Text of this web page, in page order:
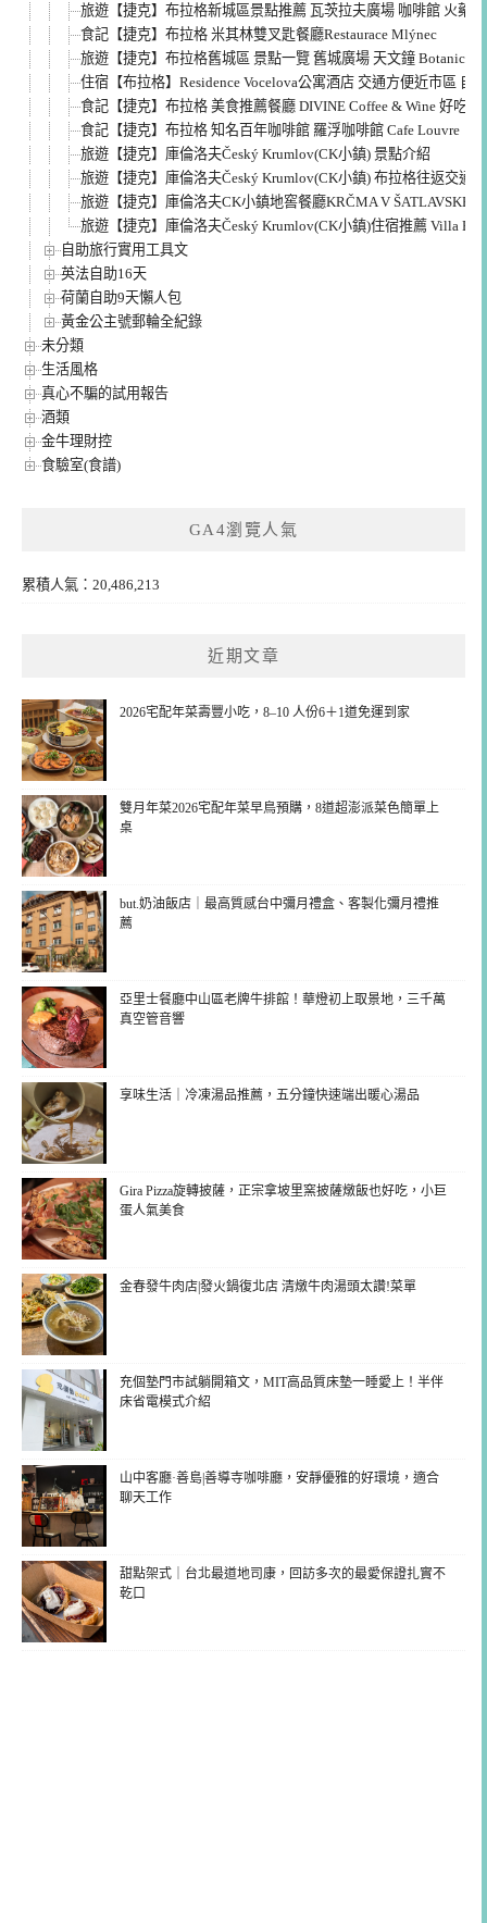
旅遊【捷克】布拉格新城區景點推薦 瓦茨拉夫廣場 咖啡館 火藥
食記【捷克】布拉格 米其林雙叉匙餐廳Restaurace Mlýnec
旅遊【捷克】布拉格舊城區 景點一覽 舊城廣場 天文鐘 Botanicus
住宿【布拉格】Residence Vocelova公寓酒店 交通方便近市區 自
食記【捷克】布拉格 美食推薦餐廳 DIVINE Coffee & Wine 好吃服
食記【捷克】布拉格 知名百年咖啡館 羅浮咖啡館 Cafe Louvre
旅遊【捷克】庫倫洛夫Český Krumlov(CK小鎮) 景點介紹
旅遊【捷克】庫倫洛夫Český Krumlov(CK小鎮) 布拉格往返交通
旅遊【捷克】庫倫洛夫CK小鎮地窖餐廳KRČMA V ŠATLAVSKÉ
旅遊【捷克】庫倫洛夫Český Krumlov(CK小鎮)住宿推薦 Villa
自助旅行實用工具文
英法自助16天
荷蘭自助9天懶人包
黃金公主號郵輪全紀錄
未分類
生活風格
真心不騙的試用報告
酒類
金牛理財控
食驗室(食譜)
GA4瀏覽人氣
累積人氣：20,486,213
近期文章
2026宅配年菜壽豐小吃，8–10 人份6＋1道免運到家
雙月年菜2026宅配年菜早鳥預購，8道超澎派菜色簡單上
桌
but.奶油飯店｜最高質感台中彌月禮盒、客製化彌月禮推
薦
亞里士餐廳中山區老牌牛排館！華燈初上取景地，三千萬
真空管音響
享味生活｜冷凍湯品推薦，五分鐘快速端出暖心湯品
Gira Pizza旋轉披薩，正宗拿坡里窯披薩燉飯也好吃，小巨
蛋人氣美食
金春發牛肉店|發火鍋復北店 清燉牛肉湯頭太讚!菜單
充個墊門市試躺開箱文，MIT高品質床墊一睡愛上！半伴
床省電模式介紹
山中客廳·善島|善導寺咖啡廳，安靜優雅的好環境，適合
聊天工作
甜點架式｜台北最道地司康，回訪多次的最愛保證扎實不
乾口